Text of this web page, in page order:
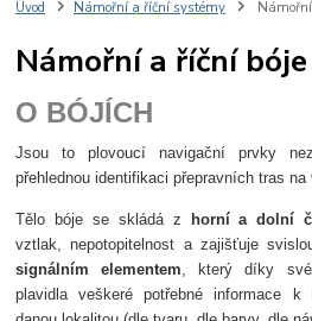
Úvod Námořní a říční systémy
Námořní a říční bóje
O BÓJÍCH
Jsou to plovoucí navigační prvky
přehlednou identifikaci přepravních tras na
Tělo bóje se skládá z horní a dolní
vztlak, nepotopitelnost a zajišťuje
signálním elementem , který díky
plavidla veškeré potřebné informace k